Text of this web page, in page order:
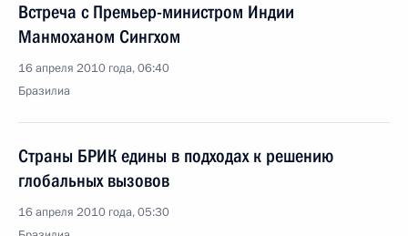
Встреча с Премьер-министром Индии
Манмоханом Сингхом
16 апреля 2010 года, 06:40
Бразилиа
Страны БРИК едины в подходах к решению
глобальных вызовов
16 апреля 2010 года, 05:30